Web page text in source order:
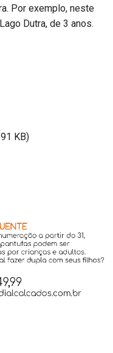
Por exemplo, neste
Dutra, de 3 anos.